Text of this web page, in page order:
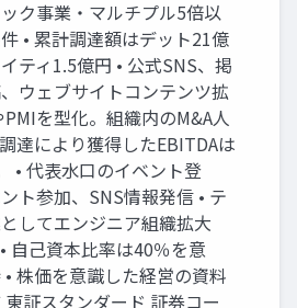
ク事業・マルチプル5倍以
• 累計調達額はデット21億
ティ1.5億円 • 公式SNS、掲
ウェブサイトコンテンツ拡
PMIを型化。組織内のM&A人
達により獲得したEBITDAは
• 代表水口のイベント登
ト参加、SNS情報発信 • テ
してエンジニア組織拡大
自己資本比率は40％を意
株価を意識した経営の資料
証スタンダード 証券コー